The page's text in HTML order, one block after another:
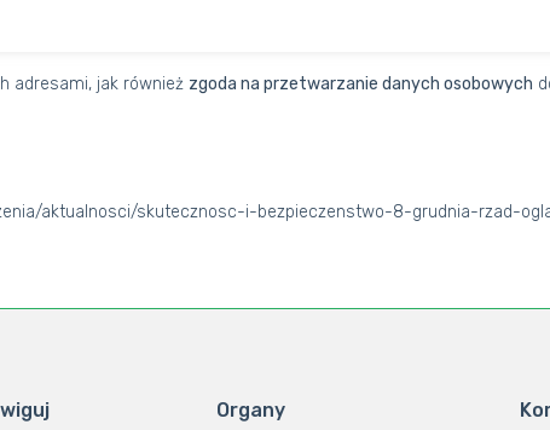
adresami, jak również zgoda na przetwarzanie danych osobowych
aktualnosci/skutecznosc-i-bezpieczenstwo-8-grudnia-rzad-
Organy